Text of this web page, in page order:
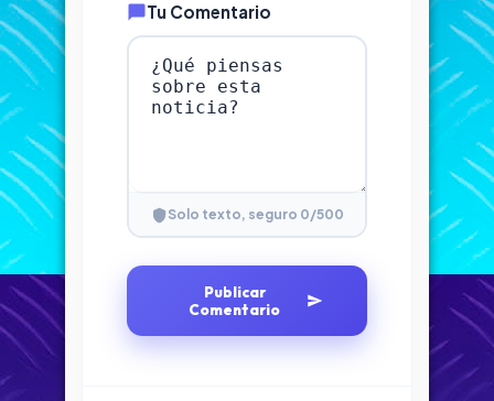
Tu Comentario
Solo texto, seguro 0/500
Publicar
Comentario